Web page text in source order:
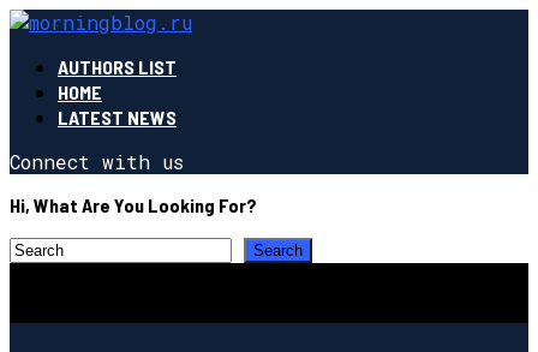
AUTHORS LIST
HOME
LATEST NEWS
Connect with us
Hi, What Are You Looking For?